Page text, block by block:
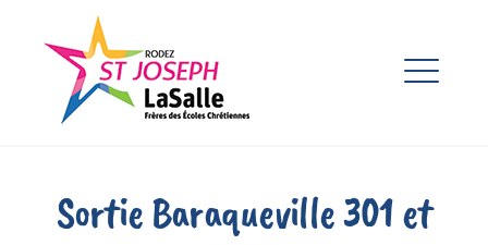
contentEnsemble Scolaire St Joseph
La Salle Rodez
Sortie Baraqueville 301 et